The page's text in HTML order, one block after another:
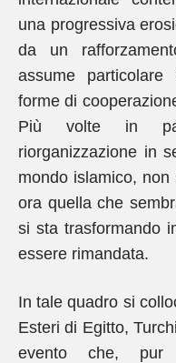
una progressiva
da un
assume particolare
forme di
Più volte in
riorganizzazione in
mondo islamico, non
ora quella che
si sta trasformando
essere rimandata.
In tale quadro si
Esteri di Egitto,
evento che, pur